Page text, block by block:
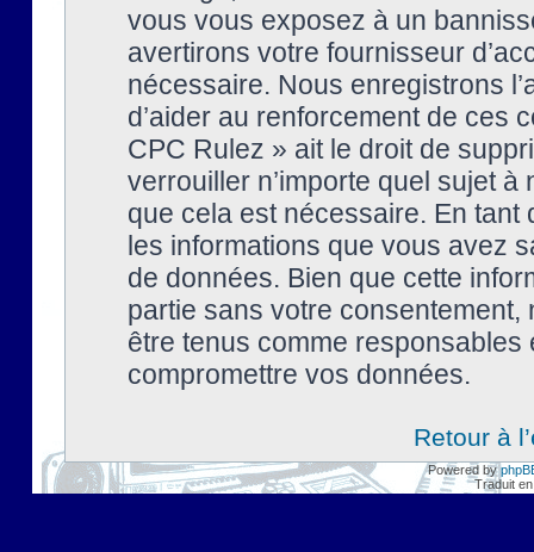
vous vous exposez à un
avertirons votre fournisseur
nécessaire. Nous enregistrons
d’aider au renforcement de ces
CPC Rulez » ait le droit de
verrouiller n’importe quel sujet à
que cela est nécessaire. En tant
les informations que vous avez
de données. Bien que cette
partie sans votre
être tenus comme
compromettre vos données.
Retour à
Powered by
Traduit